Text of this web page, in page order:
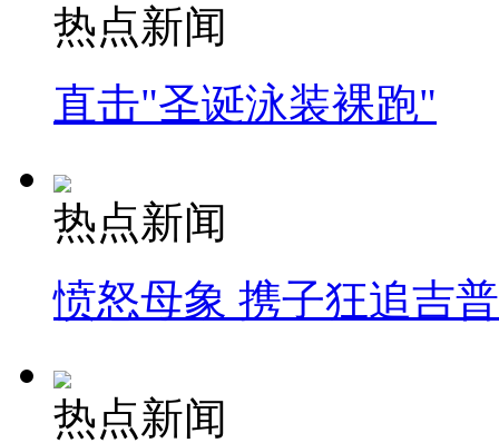
热点新闻
直击"圣诞泳装裸跑"
热点新闻
愤怒母象 携子狂追吉
热点新闻